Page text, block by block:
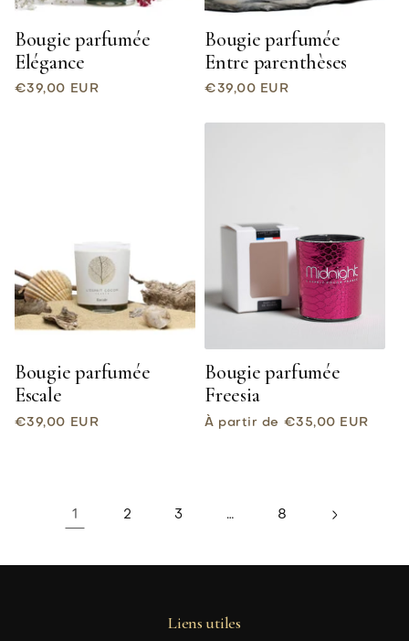
Bougie parfumée
Elégance
Prix
€39,00 EUR
Bougie parfumée
Entre parenthèses
Prix
€39,00 EUR
Bougie parfumée
Escale
Prix
€39,00 EUR
Bougie parfumée
Freesia
Prix
À partir de €35,00 EUR
1 2 3 … 8
Liens utiles